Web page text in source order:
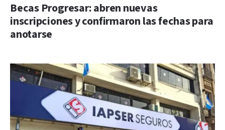
Becas Progresar: abren nuevas
inscripciones y confirmaron las fechas para
anotarse